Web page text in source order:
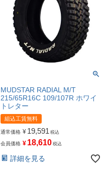
MUDSTAR RADIAL M/T
215/65R16C 109/107R ホワイ
トレター
組込工賃無料
通常価格 ¥ 19,591 税込
会員価格 ¥ 18,610 税込
詳細を見る